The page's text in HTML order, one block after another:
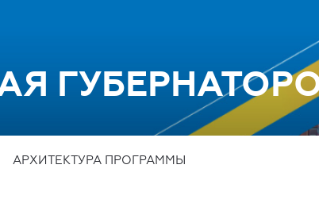
АРХИТЕКТУРА ПРОГРАММЫ